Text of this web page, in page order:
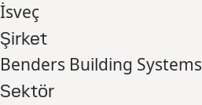
İsveç
Şirket
Benders Building Systems
Sektör